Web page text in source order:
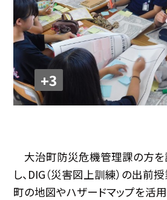
+3
大治町防災危機管理課の方を
し、DIG（災害図上訓練）の出前
町の地図やハザードマップを活